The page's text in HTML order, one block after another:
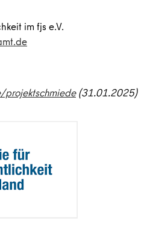
im fjs e.V.
projektschmiede(31.01.2025)